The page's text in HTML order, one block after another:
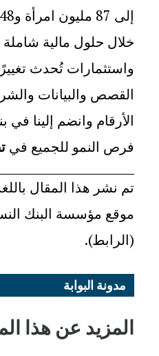
خلال حلول مالية
واستثمارات تُحدث
القصص والبيانات
الأرقام وانضم إلينا في
فرص النمو للجميع في
تم نشر هذا المقال باللغة
موقع مؤسسة البنك
الرابط).
مدونة البوابة
المزيد عن هذا